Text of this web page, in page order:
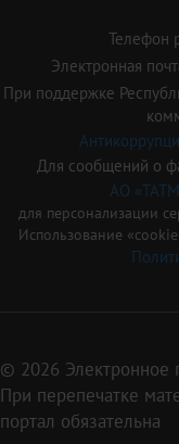
Телефон
Электронная
При поддержке
Для сообщений о
АО
для персонализации
Использование
© 2026 Электронное
При перепечатке
портал обязательна